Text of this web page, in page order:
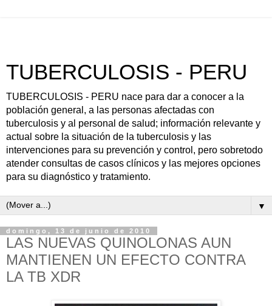
TUBERCULOSIS - PERU
TUBERCULOSIS - PERU nace para dar a conocer a la
población general, a las personas afectadas con
tuberculosis y al personal de salud; información relevante y
actual sobre la situación de la tuberculosis y las
intervenciones para su prevención y control, pero sobretodo
atender consultas de casos clínicos y las mejores opciones
para su diagnóstico y tratamiento.
▼
domingo, 13 de junio de 2010
LAS NUEVAS QUINOLONAS AUN
MANTIENEN UN EFECTO CONTRA
LA TB XDR